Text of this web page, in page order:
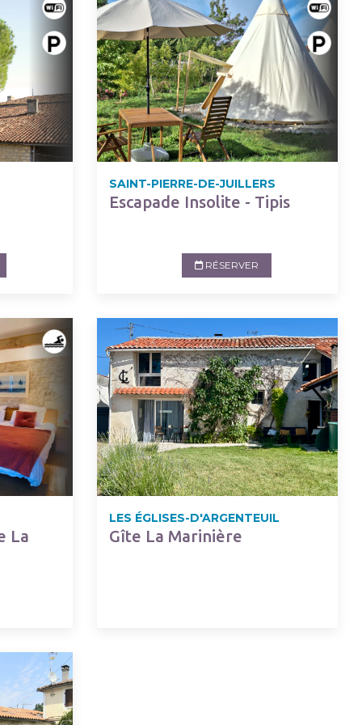
SAINT-PIERRE-DE-JUILLERS
Escapade Insolite - Tipis
RÉSERVER
La
LES ÉGLISES-D'ARGENTEUIL
Gîte La Marinière